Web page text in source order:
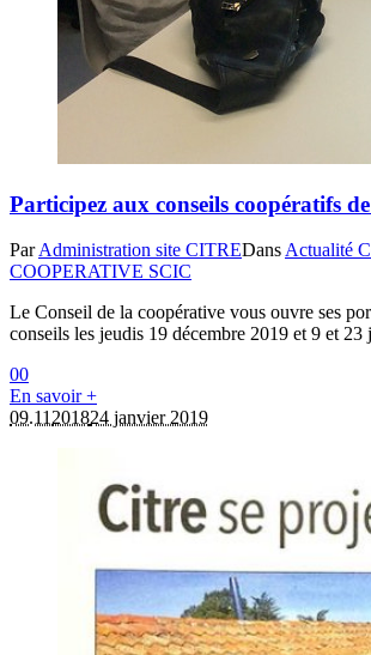
Participez aux conseils coopératifs
ParAdministration site CITREDans Actualité
COOPERATIVE SCIC
Le Conseil de la coopérative vous ouvre ses
conseils les jeudis 19 décembre 2019 et 9 et 23
00
En savoir +
09.11 201824 janvier 2019